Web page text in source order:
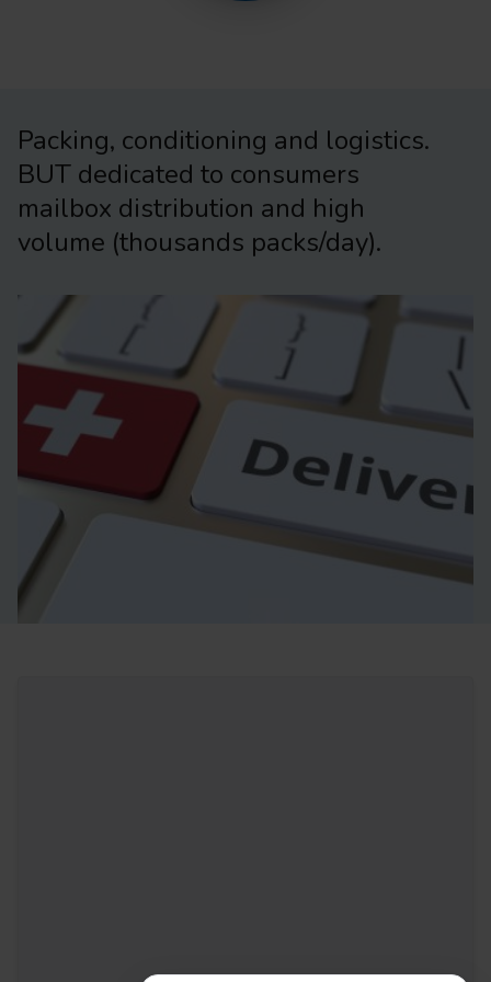
Packing, conditioning and logistics.
BUT dedicated to consumers
mailbox distribution and high
volume (thousands packs/day).